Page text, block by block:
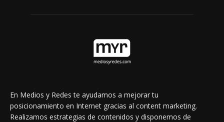
En Medios y Redes te ayudamos a mejorar tu
posicionamiento en Internet gracias al content marketing.
Realizamos estrategias de contenidos y disponemos de